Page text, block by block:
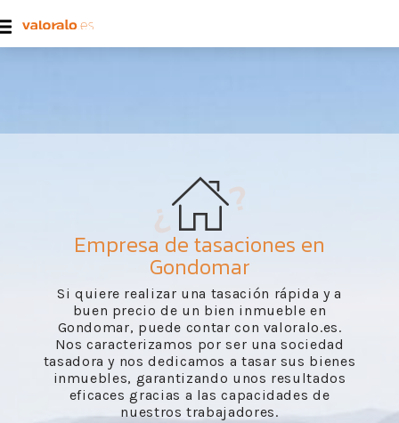
Empresa de tasaciones en
Gondomar
Si quiere realizar una tasación rápida y a
buen precio de un bien inmueble en
Gondomar, puede contar con valoralo.es.
Nos caracterizamos por ser una sociedad
tasadora y nos dedicamos a tasar sus bienes
inmuebles, garantizando unos resultados
eficaces gracias a las capacidades de
nuestros trabajadores.